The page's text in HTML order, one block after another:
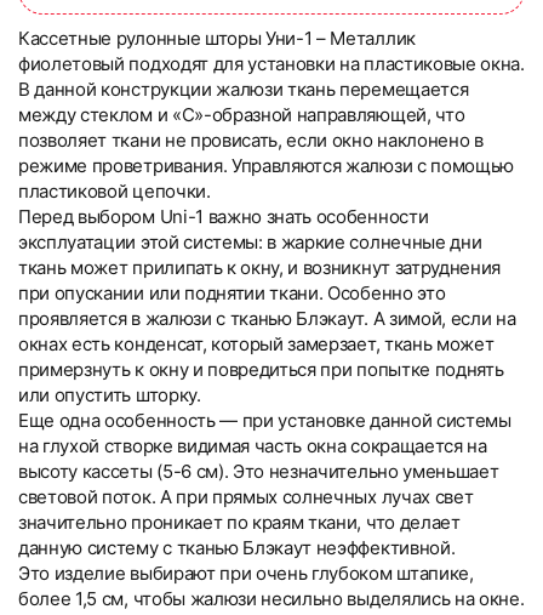
Кассетные рулонные шторы Уни-1 – Металлик
фиолетовый подходят для установки на пластиковые окна.
В данной конструкции жалюзи ткань перемещается
между стеклом и «С»-образной направляющей, что
позволяет ткани не провисать, если окно наклонено в
режиме проветривания. Управляются жалюзи с помощью
пластиковой цепочки.
Перед выбором Uni-1 важно знать особенности
эксплуатации этой системы: в жаркие солнечные дни
ткань может прилипать к окну, и возникнут затруднения
при опускании или поднятии ткани. Особенно это
проявляется в жалюзи с тканью Блэкаут. А зимой, если на
окнах есть конденсат, который замерзает, ткань может
примерзнуть к окну и повредиться при попытке поднять
или опустить шторку.
Еще одна особенность — при установке данной системы
на глухой створке видимая часть окна сокращается на
высоту кассеты (5-6 см). Это незначительно уменьшает
световой поток. А при прямых солнечных лучах свет
значительно проникает по краям ткани, что делает
данную систему с тканью Блэкаут неэффективной.
Это изделие выбирают при очень глубоком штапике,
более 1,5 см, чтобы жалюзи несильно выделялись на окне.